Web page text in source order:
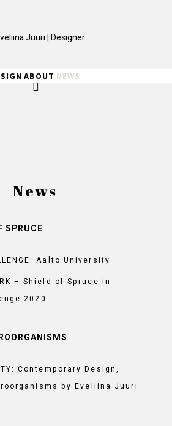
ABOUT NEWS
News
SPRUCE
Aalto University
– Shield of Spruce in
2020
Contemporary Design,
by Eveliina Juuri